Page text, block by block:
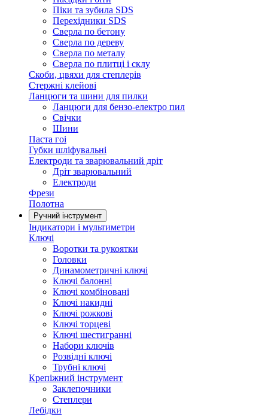
Піки та зубила SDS
Перехідники SDS
Сверла по бетону
Сверла по дереву
Сверла по металу
Сверла по плитці і склу
Скоби, цвяхи для степлерів
Стержні клейові
Ланцюги та шини для пилки
Ланцюги для бензо-електро пил
Свічки
Шини
Паста гоі
Губки шліфувальні
Електроди та зварювальний дріт
Дріт зварювальний
Електроди
Фрези
Полотна
Ручний інструмент
Індикатори і мультиметри
Ключі
Воротки та рукоятки
Головки
Динамометричні ключі
Ключі балонні
Ключі комбіновані
Ключі накидні
Ключі рожкові
Ключі торцеві
Ключі шестигранні
Набори ключів
Розвідні ключі
Трубні ключі
Крепіжний інструмент
Заклепочники
Степлери
Лебідки